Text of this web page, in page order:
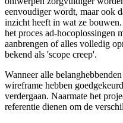
eenvoudiger wordt, maar ook
inzicht heeft in wat ze
het proces ad-hocoplossingen
aanbrengen of alles volledig
bekend als 'scope creep'.
Wanneer alle
wireframe hebben
verdergaan. Naarmate het
referentie dienen om de